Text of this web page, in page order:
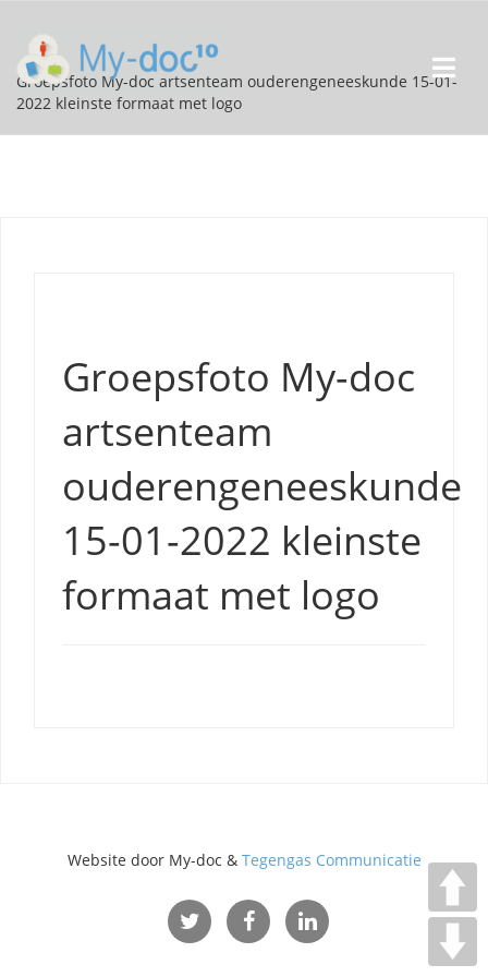
Groepsfoto My-doc artsenteam ouderengeneeskunde 15-01-
2022 kleinste formaat met logo
Groepsfoto My-doc
artsenteam
ouderengeneeskunde
15-01-2022 kleinste
formaat met logo
Website door My-doc & Tegengas Communicatie